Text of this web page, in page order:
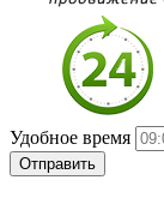
Удобное время
Отправить